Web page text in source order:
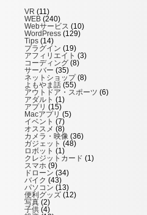
VR (11)
WEB (240)
Webサービス (10)
WordPress (129)
Tips (14)
プラグイン (19)
アフィリエイト (3)
コーディング (8)
サーバー (35)
ネットショップ(8)
よもやま話 (55)
アウトドア・スポーツ (6)
アダルト (1)
アプリ (15)
Macアプリ (5)
イベント (7)
オススメ (8)
カメラ・映像 (36)
ガジェット (48)
ロボット (1)
クレジットカード (1)
スマホ (9)
ドローン (34)
バイク (43)
パソコン (13)
便利グッズ (12)
写真 (2)
子供 (4)